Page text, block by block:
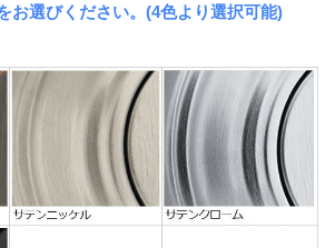
お選びください。(4色より選択可能)